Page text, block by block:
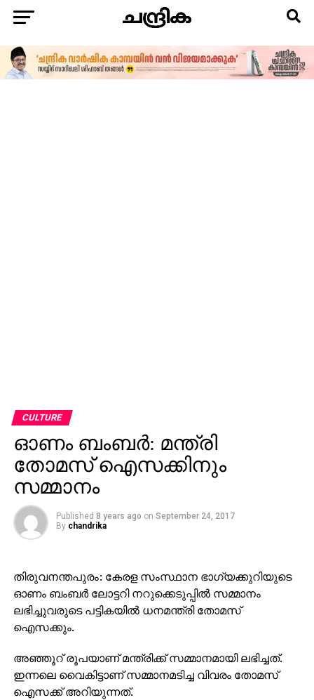
CULTURE
ഓണം ബംബര്‍: മന്ത്രി
തോമസ് ഐസക്കിനും
സമ്മാനം
Published 8 years ago on September 24, 2017
By chandrika
തിരുവനന്തപുരം: കേരള സംസ്ഥാന ഭാഗ്യക്കുറിയുടെ
ഓണം ബംബര്‍ ലോട്ടറി നറുക്കെടുപ്പില്‍ സമ്മാനം
ലഭിച്ചുവരുടെ പട്ടികയില്‍ ധനമന്ത്രി തോമസ്
ഐസക്കും.
അഞ്ഞൂറ് രൂപയാണ് മന്ത്രിക്ക് സമ്മാനമായി ലഭിച്ചത്.
ഇന്നലെ വൈകിട്ടാണ് സമ്മാനമടിച്ച വിവരം തോമസ്
ഐസക്ക് അറിയുന്നത്.